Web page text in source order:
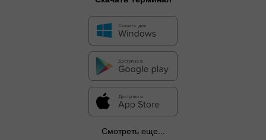
Смотреть еще...